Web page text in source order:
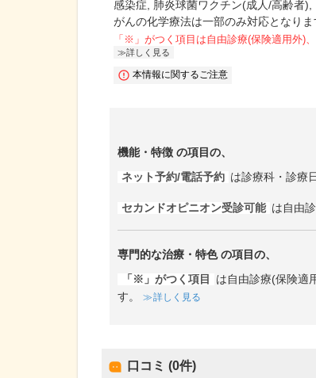
感染症
肺炎球菌ワクチン(成人/高齢者)
がんの化学療法は一部のみ対応となり
「※」がつく項目は自由診療(保険適用外)
詳しく見る
本情報に関するご注意
機能・特徴 の項目の、
ネット予約/電話予約 は診療科・診療
セカンドオピニオン受診可能 は自由
専門的な治療・特色の項目の、
「※」がつく項目
は自由診療(保険適
す。
詳しく見る
口コミ (0件)